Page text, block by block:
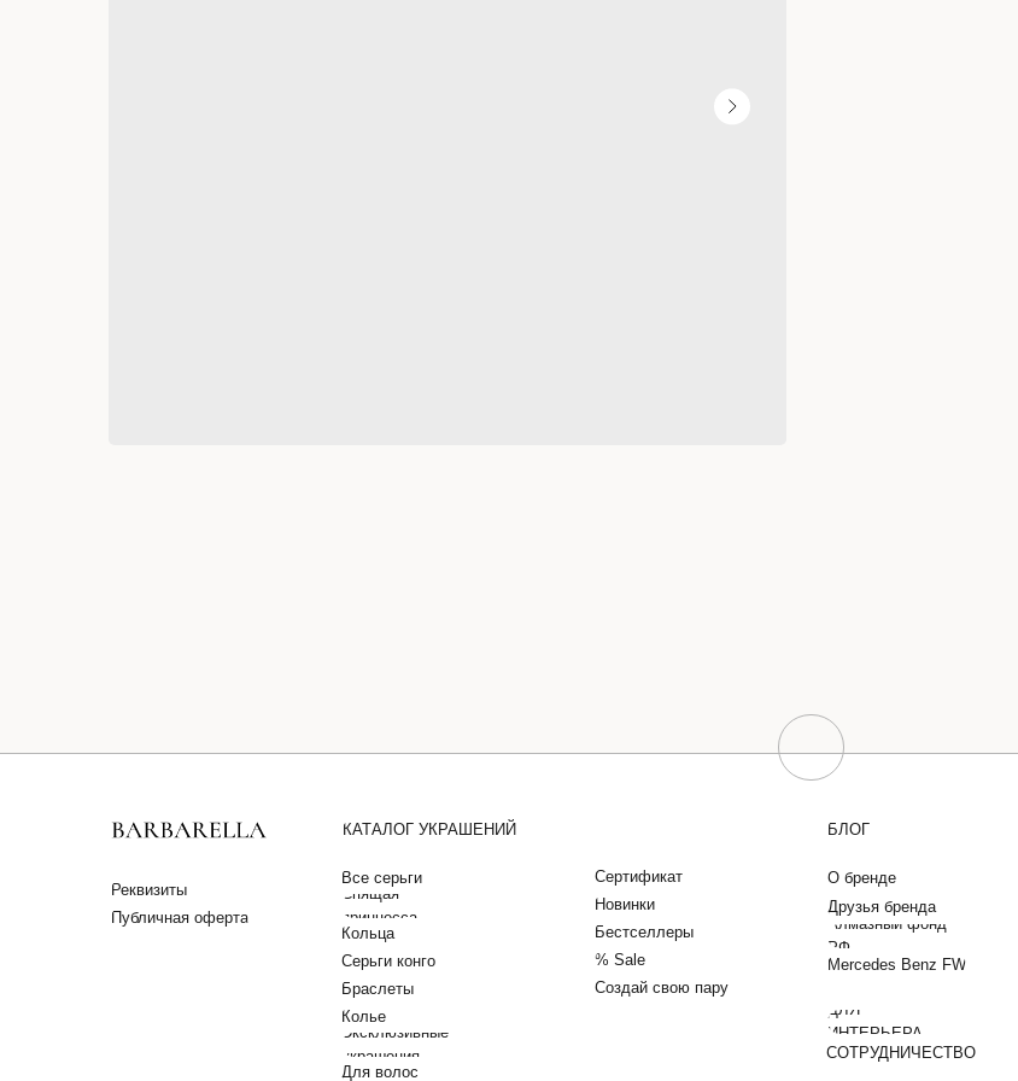
Спящая
принцесса
КАТАЛОГ УКРАШЕНИЙ
Кольца
Все серьги
Алмазный фонд
РФ
Друзья бренда
О бренде
Mercedes Benz FW
Серьги конго
Браслеты
Создай свою пару
Колье
Эксклюзивные
украшения
Сертификат
Новинки
Бестселлеры
% Sale
БЛОГ
ДЛЯ
ИНТЕРЬЕРА
СОТРУДНИЧЕСТВО
Публичная оферта
Реквизиты
Для волос